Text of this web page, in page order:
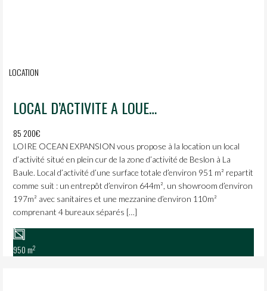
LOCATION
LOCAL D’ACTIVITE A LOUER – ZONE DE BESLON
85 200€
LOIRE OCEAN EXPANSION vous propose à la location un local
d’activité situé en plein cur de la zone d’activité de Beslon à La
Baule. Local d’activité d’une surface totale d’environ 951 m² repartit
comme suit : un entrepôt d’environ 644m², un showroom d’environ
197m² avec sanitaires et une mezzanine d’environ 110m²
comprenant 4 bureaux séparés […]
950 m2